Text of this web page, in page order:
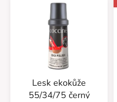
Lesk ekokůže
55/34/75 černý